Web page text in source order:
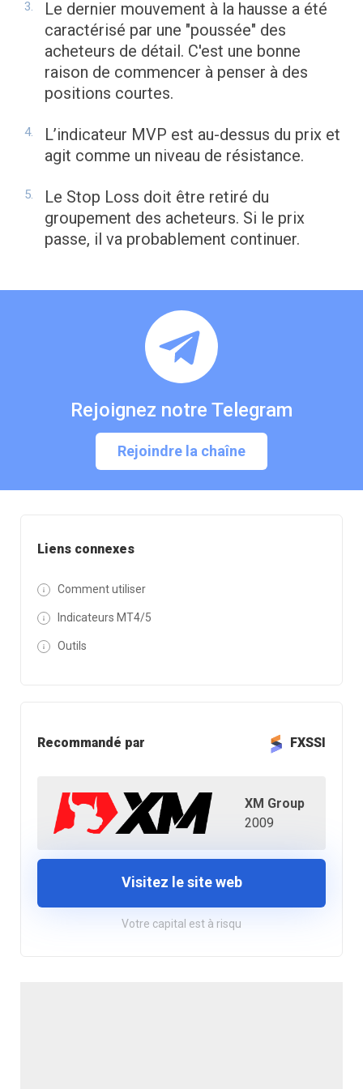
Liens connexes
Comment utiliser
Indicateurs MT4/5
Outils
Recommandé par FXSSI
XM Group
2009
Visitez le site web
Votre capital est à risqu
Le dernier mouvement à la hausse a été
caractérisé par une "poussée" des
acheteurs de détail. C'est une bonne
raison de commencer à penser à des
positions courtes.
L’indicateur MVP est au-dessus du prix et
agit comme un niveau de résistance.
Le Stop Loss doit être retiré du
groupement des acheteurs. Si le prix
passe, il va probablement continuer.
Rejoignez notre Telegram
Rejoindre la chaîne